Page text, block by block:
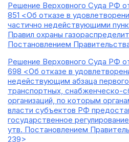
Решение Верховного Суда РФ
851 <Об отказе в
частично недействующими
Правил охраны
Постановлением
Решение Верховного Суда РФ
698 <Об отказе в
недействующим абзаца
транспортных, снабженческо-
организаций, по которым
власти субъектов РФ
государственное
утв. Постановлением
239>